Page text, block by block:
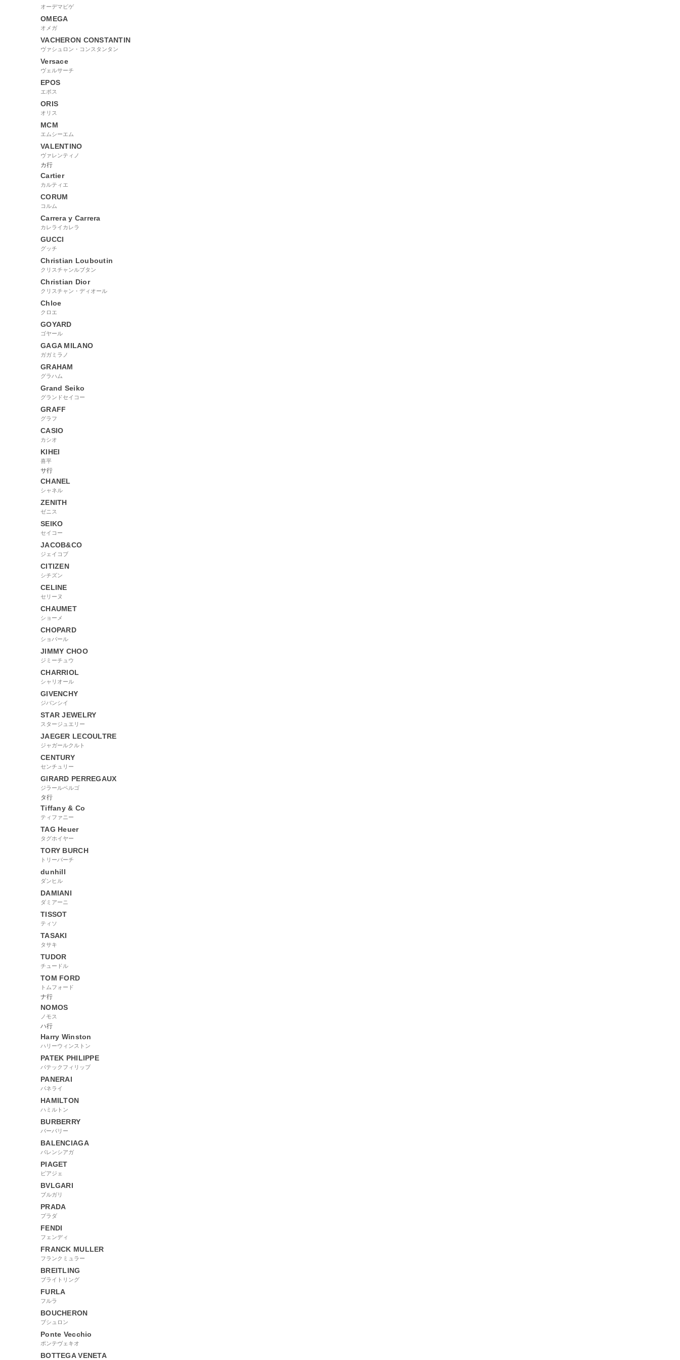
オーデマピゲ
OMEGA
オメガ
VACHERON CONSTANTIN
ヴァシュロン・コンスタンタン
Versace
ヴェルサーチ
EPOS
エポス
ORIS
オリス
MCM
エムシーエム
VALENTINO
ヴァレンティノ
カ行
Cartier
カルティエ
CORUM
コルム
Carrera y Carrera
カレライカレラ
GUCCI
グッチ
Christian Louboutin
クリスチャンルブタン
Christian Dior
クリスチャン・ディオール
Chloe
クロエ
GOYARD
ゴヤール
GAGA MILANO
ガガミラノ
GRAHAM
グラハム
Grand Seiko
グランドセイコー
GRAFF
グラフ
CASIO
カシオ
KIHEI
喜平
サ行
CHANEL
シャネル
ZENITH
ゼニス
SEIKO
セイコー
JACOB&CO
ジェイコブ
CITIZEN
シチズン
CELINE
セリーヌ
CHAUMET
ショーメ
CHOPARD
ショパール
JIMMY CHOO
ジミーチュウ
CHARRIOL
シャリオール
GIVENCHY
ジバンシイ
STAR JEWELRY
スタージュエリー
JAEGER LECOULTRE
ジャガールクルト
CENTURY
センチュリー
GIRARD PERREGAUX
ジラールペルゴ
タ行
Tiffany & Co
ティファニー
TAG Heuer
タグホイヤー
TORY BURCH
トリーバーチ
dunhill
ダンヒル
DAMIANI
ダミアーニ
TISSOT
ティソ
TASAKI
タサキ
TUDOR
チュードル
TOM FORD
トムフォード
ナ行
NOMOS
ノモス
ハ行
Harry Winston
ハリーウィンストン
PATEK PHILIPPE
パテックフィリップ
PANERAI
パネライ
HAMILTON
ハミルトン
BURBERRY
バーバリー
BALENCIAGA
バレンシアガ
PIAGET
ピアジェ
BVLGARI
ブルガリ
PRADA
プラダ
FENDI
フェンディ
FRANCK MULLER
フランクミュラー
BREITLING
ブライトリング
FURLA
フルラ
BOUCHERON
ブシュロン
Ponte Vecchio
ポンテヴェキオ
BOTTEGA VENETA